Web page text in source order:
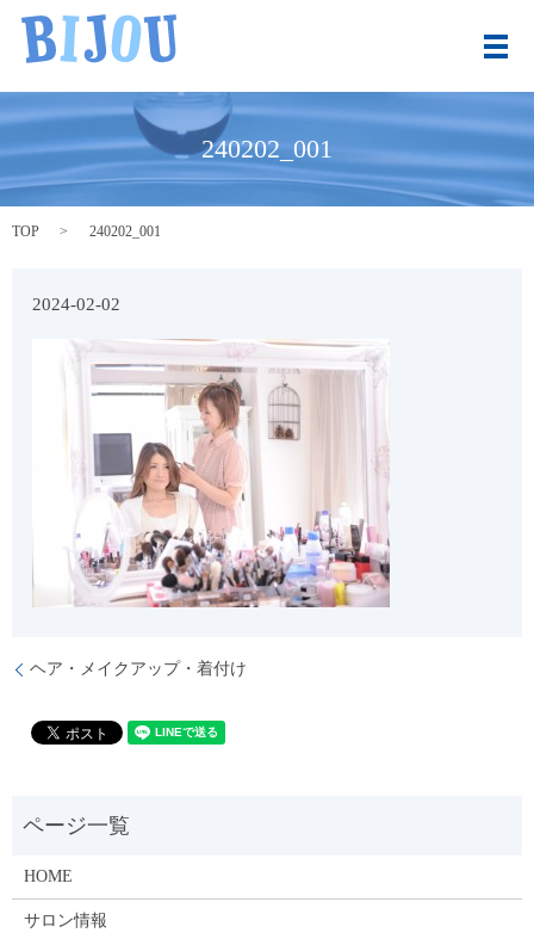
メ
240202_001
TOP 240202_001
2024-02-02
ヘア・メイクアップ・着付け
HOME
サロン情報